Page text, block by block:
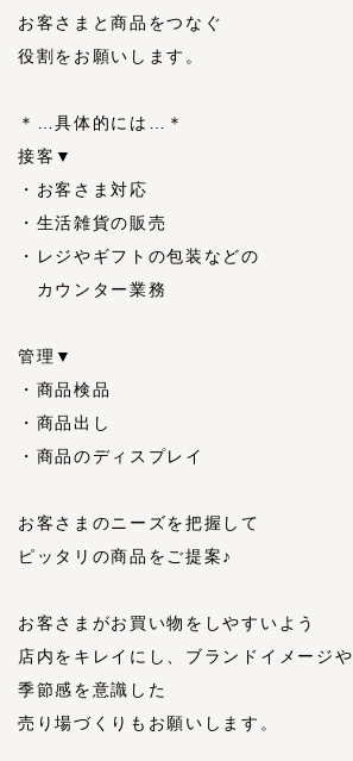
お客さまと商品をつなぐ
役割をお願いします。
＊…具体的には…＊
接客▼
・お客さま対応
・生活雑貨の販売
・レジやギフトの包装などの
カウンター業務
管理▼
・商品検品
・商品出し
・商品のディスプレイ
お客さまのニーズを把握して
ピッタリの商品をご提案♪
お客さまがお買い物をしやすいよう
店内をキレイにし、ブランドイメージや
季節感を意識した
売り場づくりもお願いします。